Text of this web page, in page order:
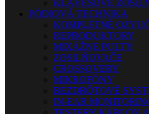
KLÁVESOVÉ
PÓDIOVÁ TECHNIKA
KOMPLETNÉ
REPRODUKTORY
MIXÁŽNE PULTY
ZOSILŇOVAČE
CROSSOVERY
MIKROFÓNY
BEZDRÔTOVÉ
IN-EAR